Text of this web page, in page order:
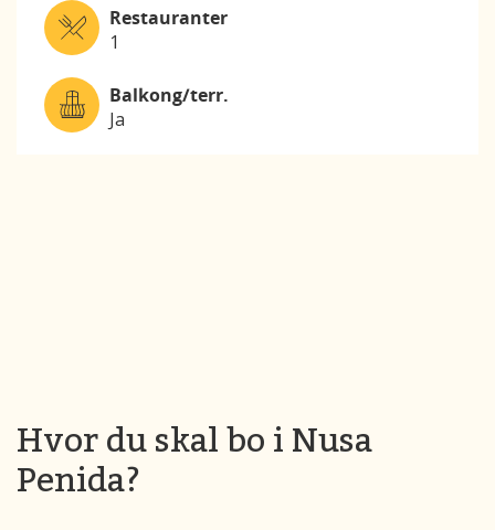
Restauranter
1
Balkong/terr.
Ja
Hvor du skal bo i Nusa
Penida?